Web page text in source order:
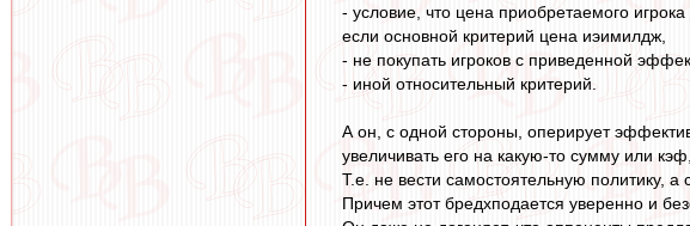
- условие, что цена приобретаемого
если основной критерий цена иэимилдж,
- не покупать игроков с приведенной
- иной относительный критерий.
А он, с одной стороны, оперирует
увеличивать его на какую-то сумму или
Т.е. не вести самостоятельную политику, а
Причем этот бредхподается уверенно и